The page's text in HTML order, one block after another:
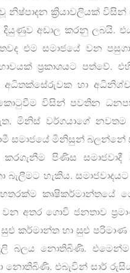
ක්‍රියාවලියක් විසින්
දියුණුව අඩාල කරනු ලබයි.
එම සමාජයේ වන
ප්‍රකාශයට පත්වේ.
අධිතක්සේරුවක හා
විසින් පවතින
මිනිස් වර්ගයාගේ නවතම
සමාජයේ මිනිසුන්
පිණිස සමාජවාදී
හැකිය.
කෘෂිකර්මාන්තයේ
වන අතර ගොවි ජනතාව
කර්මාන්ත හා සුළු පරිමාණ
බලය නොතිබිණි. එමෙන්ම
නොතිබිණි. එබැවින් සාර්